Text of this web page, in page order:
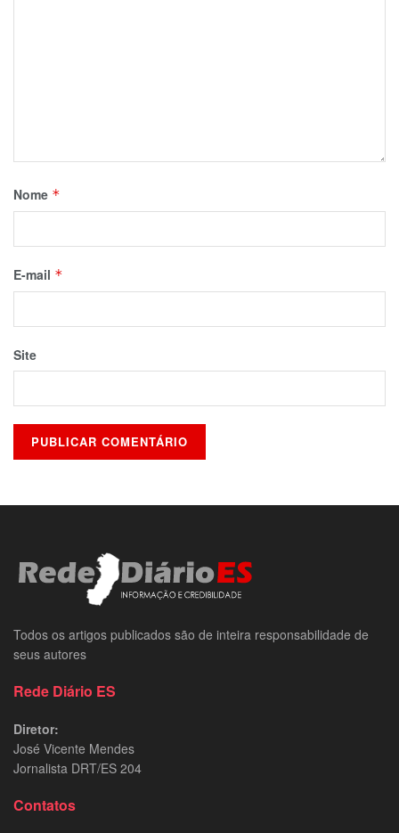
Nome *
E-mail *
Site
Todos os artigos publicados são de inteira responsabilidade de
seus autores
Rede Diário ES
Diretor:
José Vicente Mendes
Jornalista DRT/ES 204
Contatos